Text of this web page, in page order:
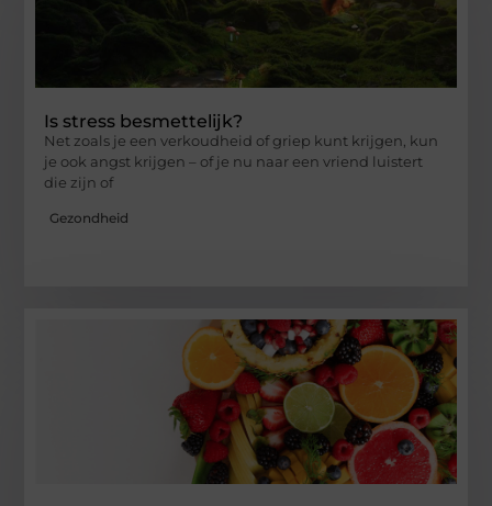
Is stress besmettelijk?
Net zoals je een verkoudheid of griep kunt krijgen, kun
je ook angst krijgen – of je nu naar een vriend luistert
die zijn of
Gezondheid